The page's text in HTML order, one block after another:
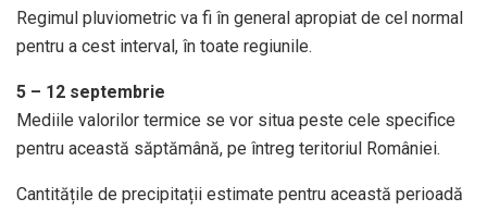
Regimul pluviometric va fi în general apropiat de cel normal
pentru a cest interval, în toate regiunile.
5 – 12 septembrie
Mediile valorilor termice se vor situa peste cele specifice
pentru această săptămână, pe întreg teritoriul României.
Cantitățile de precipitații estimate pentru această perioadă